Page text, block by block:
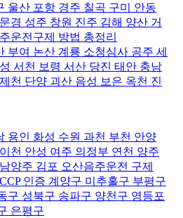
울산 포항 경주 칠곡 구미 안동
경 성주 창원 진주 김해 양산 거
운전구제 방법 총정리
부여 논산 계룡 소청심사 공주 세
서천 보령 서산 당진 태안 충남
천 단양 괴산 음성 보은 옥천 진
용인 화성 수원 과천 부천 안양
천 안성 여주 의정부 연천 양주
양주 김포 오산음주운전 구제
인증 계양구 미추홀구 부평구
구 성북구 송파구 양천구 영등포
은평구